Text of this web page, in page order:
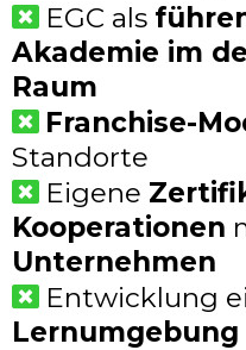
EGC als
Akademie im
Raum
Franchise-
Standorte
Eigene
Kooperationen
Unternehmen
Entwicklung
Lernumgebung